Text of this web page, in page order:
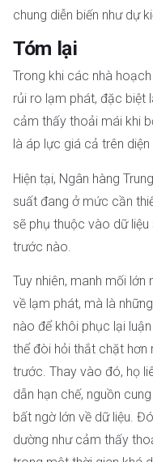
chung diễn biến như dự
Tóm lại
Trong khi các nhà
rủi ro lạm phát, đặc biệt
cảm thấy thoải mái khi
là áp lực giá cả trên
Hiện tại, Ngân hàng
suất đang ở mức cần
sẽ phụ thuộc vào dữ
trước nào.
Tuy nhiên, manh mối lớn
về lạm phát, mà là
nào để khôi phục lại
thể đòi hỏi thắt chặt hơn
trước. Thay vào đó, họ
dẫn hạn chế, nguồn
bất ngờ lớn về dữ liệu.
dường như cảm thấy